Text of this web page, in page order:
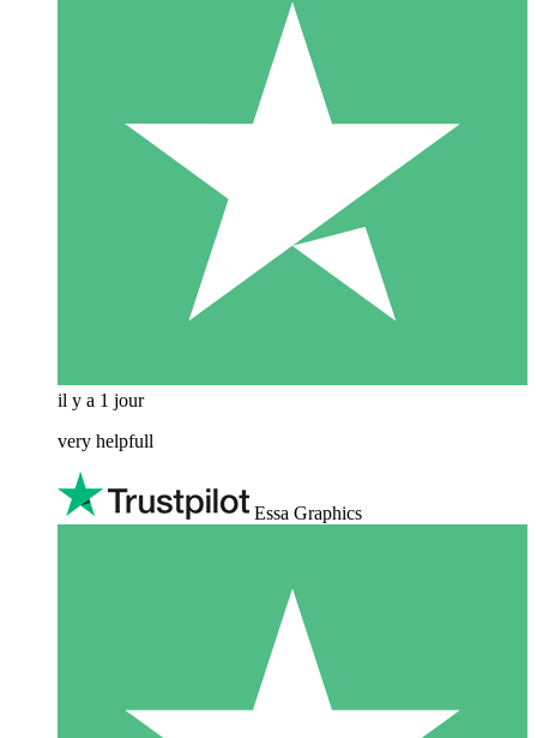
il y a 1 jour
very helpfull
Essa Graphics